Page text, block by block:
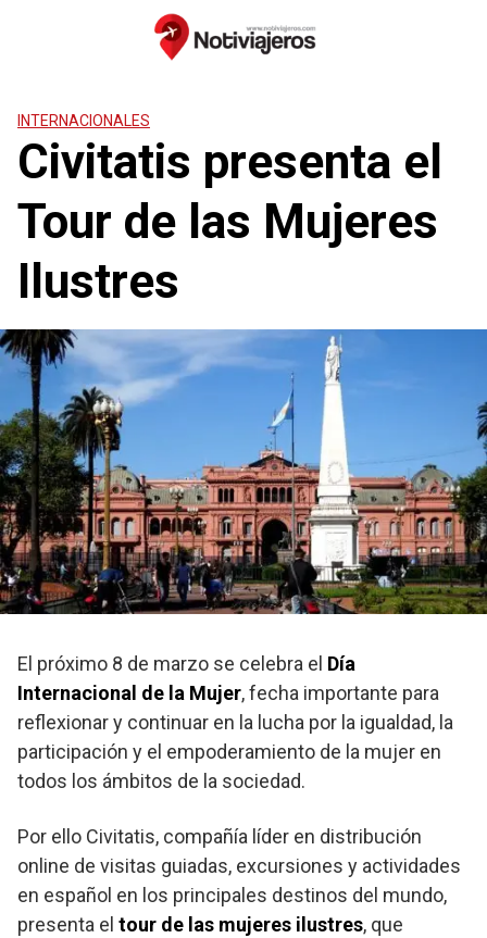
INTERNACIONALES
Civitatis presenta el
Tour de las Mujeres
Ilustres
El próximo 8 de marzo se celebra el Día
Internacional de la Mujer, fecha importante para
reflexionar y continuar en la lucha por la igualdad, la
participación y el empoderamiento de la mujer en
todos los ámbitos de la sociedad.
Por ello Civitatis, compañía líder en distribución
online de visitas guiadas, excursiones y actividades
en español en los principales destinos del mundo,
presenta el tour de las mujeres ilustres, que